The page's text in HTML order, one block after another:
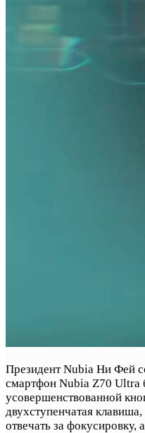
Президент Nubia Ни Фей
смартфон Nubia Z70 Ultra
усовершенствованной
двухступенчатая
отвечать за